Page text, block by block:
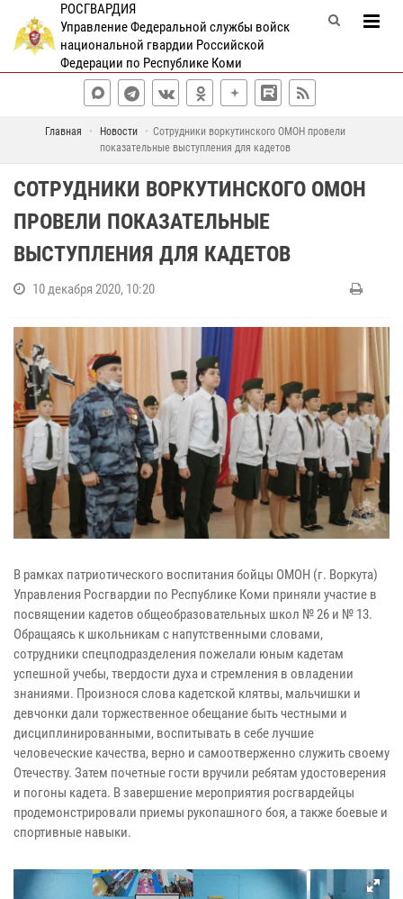
РОСГВАРДИЯ
Управление Федеральной службы войск
национальной гвардии Российской
Федерации по Республике Коми
Главная Новости
Сотрудники воркутинского ОМОН провели
показательные выступления для кадетов
СОТРУДНИКИ ВОРКУТИНСКОГО ОМОН
ПРОВЕЛИ ПОКАЗАТЕЛЬНЫЕ
ВЫСТУПЛЕНИЯ ДЛЯ КАДЕТОВ
10 декабря 2020, 10:20
В рамках патриотического воспитания бойцы ОМОН (г. Воркута)
Управления Росгвардии по Республике Коми приняли участие в
посвящении кадетов общеобразовательных школ № 26 и № 13.
Обращаясь к школьникам с напутственными словами,
сотрудники спецподразделения пожелали юным кадетам
успешной учебы, твердости духа и стремления в овладении
знаниями. Произнося слова кадетской клятвы, мальчишки и
девчонки дали торжественное обещание быть честными и
дисциплинированными, воспитывать в себе лучшие
человеческие качества, верно и самоотверженно служить своему
Отечеству. Затем почетные гости вручили ребятам удостоверения
и погоны кадета. В завершение мероприятия росгвардейцы
продемонстрировали приемы рукопашного боя, а также боевые и
спортивные навыки.